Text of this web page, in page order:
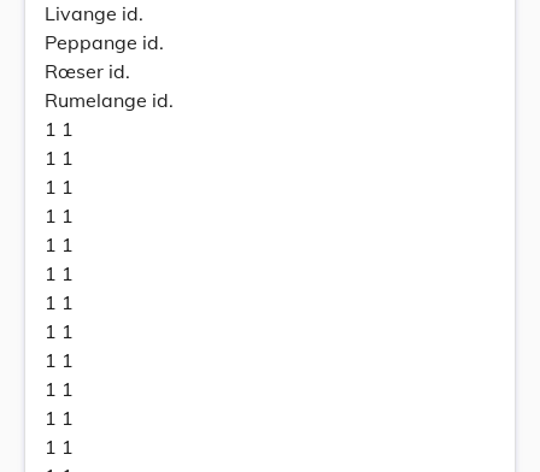
Livange id.
Peppange id.
Rœser id.
Rumelange id.
1 1
1 1
1 1
1 1
1 1
1 1
1 1
1 1
1 1
1 1
1 1
1 1